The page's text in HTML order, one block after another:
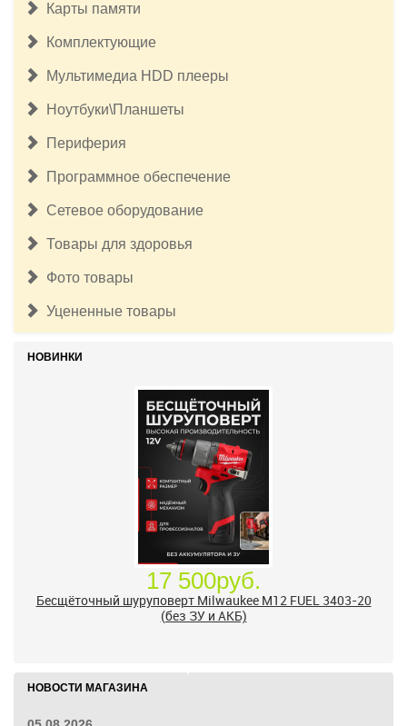
Карты памяти
Комплектующие
Мультимедиа HDD плееры
Ноутбуки\Планшеты
Периферия
Программное обеспечение
Сетевое оборудование
Товары для здоровья
Фото товары
Уцененные товары
НОВИНКИ
17 500руб.
Бесщёточный шуруповерт Milwaukee M12 FUEL 3403-20
(без ЗУ и АКБ)
НОВОСТИ МАГАЗИНА